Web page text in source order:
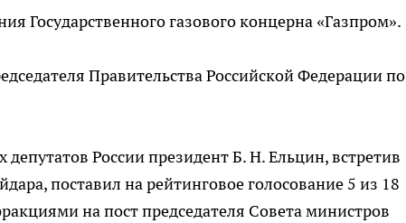
Государственного газового концерна «Газпром».
Правительства Российской Федерации по
России президент Б. Н. Ельцин, встретив
поставил на рейтинговое голосование 5 из 18
на пост председателя Совета министров